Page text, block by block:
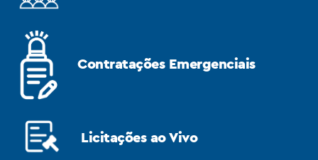
Contratações Emergenciais
Licitações ao Vivo